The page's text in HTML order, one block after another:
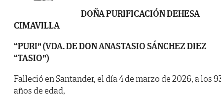
DOÑA PURIFICACIÓN DEHESA
CIMAVILLA
“PURI” (VDA. DE DON ANASTASIO SÁNCHEZ DIEZ
“TASIO”)
Falleció en Santander, el día 4 de marzo de 2026, a los
años de edad,